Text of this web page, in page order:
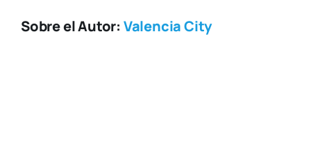
Sobre el Autor: Valencia City